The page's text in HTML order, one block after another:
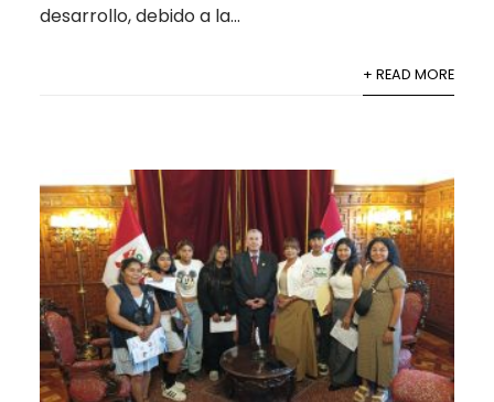
desarrollo, debido a la...
+ READ MORE